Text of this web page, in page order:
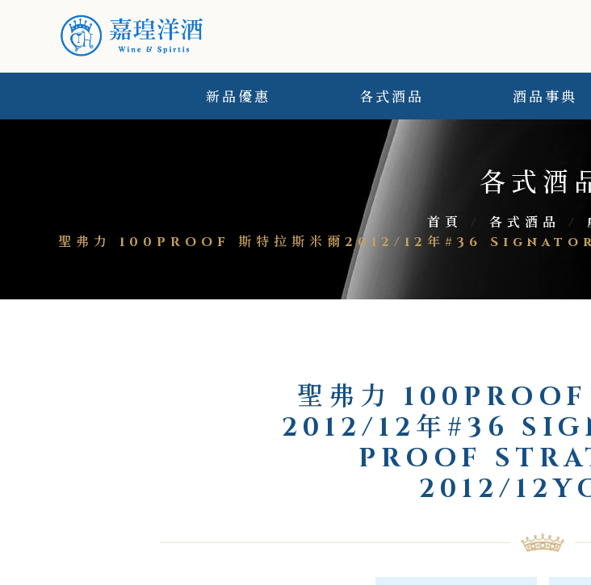
新品優惠 各式酒品 酒品事典
各式酒
首頁 / 各式酒品 /
聖弗力 100PROOF 斯特拉斯米爾2012/12年#36
聖弗力 100PROOF
2012/12年#36
PROOF
2012/